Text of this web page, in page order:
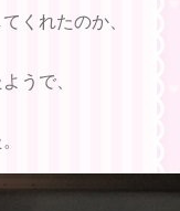
くれたのか、
うで、